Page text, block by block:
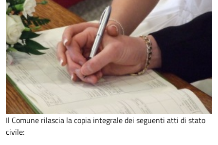
Il Comune rilascia la copia integrale dei seguenti atti di stato
civile: